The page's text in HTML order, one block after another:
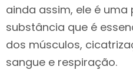
ainda assim, ele é
substância que é
dos músculos,
sangue e respiração.